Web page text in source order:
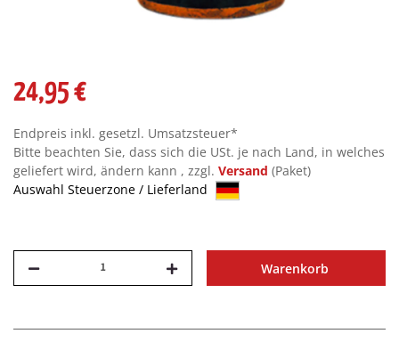
24,95 €
Endpreis inkl. gesetzl. Umsatzsteuer*
Bitte beachten Sie, dass sich die USt. je nach Land, in welches
geliefert wird, ändern kann , zzgl. Versand (Paket)
Auswahl Steuerzone / Lieferland
Warenkorb